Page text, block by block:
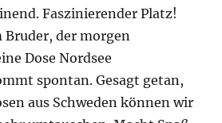
Faszinierender Platz!
Bruder, der morgen
Dose Nordsee
spontan. Gesagt getan,
aus Schweden können wir